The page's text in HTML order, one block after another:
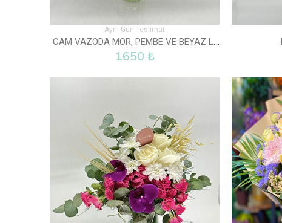
Aynı Gün Teslimat
CAM VAZODA MOR, PEMBE VE BEYAZ LISYANTUS
1650 ₺